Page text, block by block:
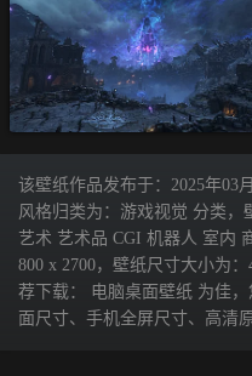
该壁纸作品发布于：2025年03
风格归类为：游戏视觉 分类，
艺术 艺术品 CGI 机器人 室内
800 x 2700，壁纸尺寸大小为
荐下载： 电脑桌面壁纸 为佳
面尺寸、手机全屏尺寸、高清